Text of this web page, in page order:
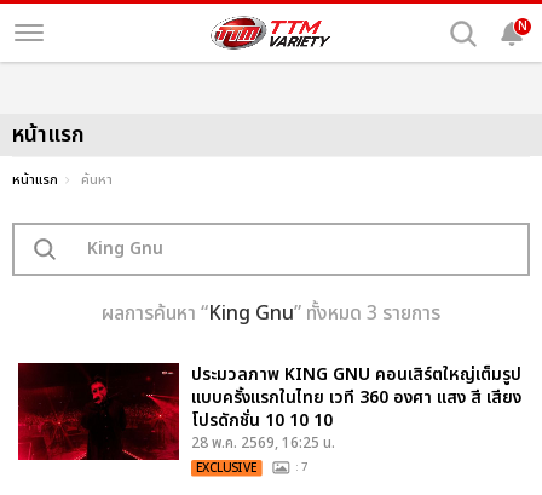
N
หน้าแรก
หน้าแรก ค้นหา
ผลการค้นหา “King Gnu” ทั้งหมด 3 รายการ
ประมวลภาพ KING GNU คอนเสิร์ตใหญ่เต็มรูป
แบบครั้งแรกในไทย เวที 360 องศา แสง สี เสียง
โปรดักชั่น 10 10 10
28 พ.ค. 2569, 16:25 น.
EXCLUSIVE : 7